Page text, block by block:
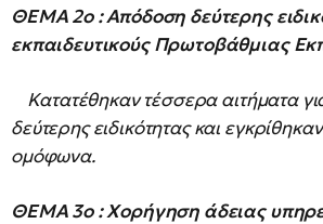
ΘΕΜΑ 2ο: Απόδοση δεύτερης
εκπαιδευτικούς Πρωτοβάθμιας
Κατατέθηκαν τέσσερα αιτήματα
δεύτερης ειδικότητας και
ομόφωνα.
ΘΕΜΑ 3ο: Χορήγηση άδειας